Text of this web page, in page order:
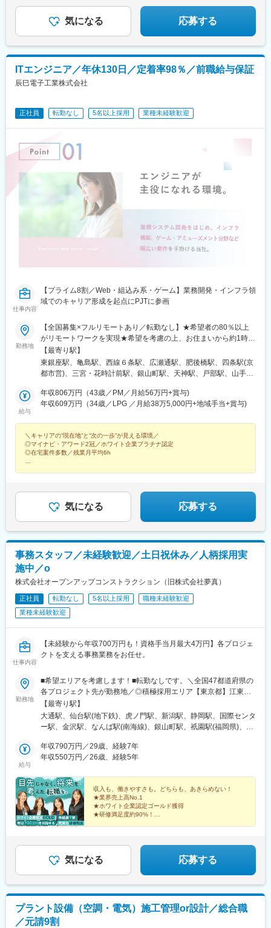
台公園駅、柳川駅、常盤駅(岡山県)、大雲寺前駅、鵜沼駅、宇都宮
駅、鹿児島中央駅、水道町駅、下板橋駅
西口駅、古市駅(広島県)、広大附属学校前駅、広電西広島・己斐
駅、栗林公園北口駅、栗林駅、はりまや橋駅、小倉駅(福岡県)、城
野駅(北九州高速鉄道)、徳力嵐山口駅、黒崎駅、三ケ森駅、原町
駅、西鉄千早駅、箱崎九大前駅、新大工町駅、上熊本駅(路面電
車)、郡元駅(鹿児島市電)、谷山駅(指宿枕崎線)、ロープウェイ入口
駅、中央図書館前駅、太子堂駅、本八幡駅(総武線)、東海神駅、京
成千葉駅、東向島駅、浅草駅、国道駅、南富山駅、北府駅、森小
駅、西黒崎駅、伊賀駅、香椎宮前駅、箱崎宮前駅、市役所駅(長崎
す。詳細は別途お問い合わせください。
駅、上大岡駅、横浜駅、平沼橋駅、みなとみらい駅、本郷駅(長野
県)、北長野駅、安茂里駅、篠ノ井駅、南松本駅、新潟駅、大町駅
(富山県)、野町駅、小松駅、武生駅、桜橋駅(静岡県)、春日町駅、
駅、野並駅、金山駅(愛知県)、尾張一宮駅、春田駅、上飯田駅、勝
川駅、小幡駅、三郷駅(愛知県)、瀬戸口駅、藤が丘駅(愛知県)、長
久手古戦場駅、赤池駅(愛知県)、神沢駅、鳴海駅、南大高駅、有松
駅、茨木駅、枚方市駅、放出駅、四条畷駅、住道駅、千林大宮
駅、天王寺駅前駅、大阪上本町駅、新石切駅、平野駅(地下鉄)、鳳
駅、あびこ駅、武庫之荘駅、逆瀬川駅、尼崎駅(東海道本線)、夙川
駅、六甲道駅、山陽姫路駅、網干駅、西明石駅、四条駅(京都市
営)、西院駅(阪急線)、宇治駅(奈良線)、新田辺駅、松井山手駅、彦
根駅、大和八木駅、大元駅、高島駅(岡山県)、米子駅、山口駅(山
口県)、琴芝駅、宇部駅、緑井駅、大町駅(広島県)、県病院前駅、
河戸帆待川駅、大原駅(広島県)、西広島駅、西高屋駅、西条駅(広
島県)、呉駅、三原駅、瓦町駅、栗林公園駅、佐古駅、横河原駅、
デンテツターミナルビル前駅、下曽根駅、九州工大前駅、戸畑
駅、平和通駅、城野駅(日豊本線)、徳力公団前駅、黒崎駅前駅、折
尾駅、永犬丸駅、長者原駅、酒殿駅、福工大前駅、香椎花園前
駅、千早駅、箱崎駅、唐津駅、諏訪神社駅、肥前古賀駅、光の森
電)、上塩屋駅、滝尾駅、南宮崎駅、浦添前田駅、竜王駅、円山公
駅、さいたま新都心駅、京成成田駅、京成八幡駅、新津田沼駅、
船橋駅、京成西船駅、千葉中央駅、千石駅、富士見台駅、勝どき
駅、京急鶴見駅、南富山駅前駅、たけふ新駅、入江岡駅、中村日
赤駅、東別院駅、名鉄一宮駅、平安通駅、徳重駅、千林駅、天王
寺駅、谷町九丁目駅、我孫子町駅、さくら夙川駅、新在家駅、姫
路駅、烏丸駅、西院駅(京福線)、宇治駅(京阪線)、京田辺駅、八木
西口駅、古市駅(広島県)、広大附属学校前駅、広電西広島・己斐
駅、栗林公園北口駅、栗林駅、はりまや橋駅、小倉駅(福岡県)、城
野駅(北九州高速鉄道)、徳力嵐山口駅、黒崎駅、三ケ森駅、原町
駅、西鉄千早駅、箱崎九大前駅、新大工町駅、上熊本駅(路面電
駅、中央図書館前駅、太子堂駅、本八幡駅(総武線)、東海神駅、京
成千葉駅、東向島駅、浅草駅、国道駅、南富山駅、北府駅、森小
路駅、大阪阿部野橋駅、香櫨園駅、六甲駅、大宮駅(京都府)、西大
路三条駅、畝傍駅、宇品二丁目駅、福島町駅、蓮池町通駅、旦過
生徒たちが目指す夢の実現に向け必要な教育を創りませ
んか？
気になる 応募する
ITエンジニア／年休130日／定着率98％／前職給与保証
辰巳電子工業株式会社
正社員 転勤なし 5名以上採用 業種未経験歓迎
仕事内容
【プライム8割／Web・組込み系・ゲーム】業務開発・インフラ領
域でのキャリア形成を起点にPJTに参画
勤務地
【全国募集×フルリモートあり／転勤なし】★希望者の80％以上
がリモートワークを実現★希望を考慮の上、お住まいから約1時間
圏内を目安に配属【関東】■東京都（東京支社）千代田区、中央
区、港区、新宿区、文京区、台東区、墨田区■神奈川県（横浜オフ
ィス）横浜市、川崎市、相模原市【東海】■愛知県（名古屋オフィ
（札幌オフィス）札幌市、旭川市、函館市、釧路市、帯広市、北
見市■宮城県（仙台オフィス）仙台市、石巻市、塩竃市、気仙沼
堺市、高槻市■京都府（京都オフィス）京都市、宇治市、亀岡市、
舞鶴市、福知山市、城陽市■兵庫県（神戸オフィス）神戸市、姫路
市、尼崎市、西宮市、明石市、宝塚市【中国・九州】■広島県（広
島オフィス）広島市、呉市、福山市、東広島市、廿日市、尾道市■
【最寄り駅】
東銀座駅、亀島駅、西線６条駅、広瀬通駅、肥後橋駅、四条駅(京
都市営)、三宮・花時計前駅、銀山町駅、天神駅、戸部駅、山手
神橋筋六丁目駅、長堀橋駅、花田口駅、西長堀駅、ＪＲ淡路駅、
昭和町駅(大阪府)、大須観音駅、中村公園駅、高岳駅、駅前駅、東
駅、松戸駅、国府台駅、柏駅、流山おおたかの森駅、南公園駅、
摩耶駅、姫路駅、大物駅、西宮駅、明石駅、宝塚駅、西線９条旭
駅、赤坂駅(福岡県)、東比恵駅、旦過駅、西鉄久留米駅、新飯塚
駅、結城駅、入地駅、二条城前駅、清水五条駅、宇治駅(奈良線)、
亀岡駅、西舞鶴駅、福知山駅、城陽駅、日赤病院前駅、広大附属
学校前駅、呉駅、福山駅、西条駅(広島県)、山陽女学園前駅、陸前
ば通駅、渡辺橋駅、烏丸駅、神戸三宮駅(阪神)、胡町駅、西鉄福岡
駅、平沼橋駅、中崎町駅、松屋町駅、妙国寺前駅、西大橋駅、文
の里駅、上前津駅、中村日赤駅、新栄町駅(愛知県)、駅前大通駅、
名鉄一宮駅、新瀬戸駅、川口駅、南越谷駅、京成船橋駅、市川
Ｒ線)、山陽明石駅、宝塚南口駅、西線１１条駅、函館駅前駅、二
日市駅、烏丸御池駅、七条駅、寺田駅(京都府)、鷹野橋駅、西塩釜
県)、天神南駅、西横浜駅、天満駅、心斎橋駅、大小路駅、阿波座
駅、松虫駅、新豊橋駅、瀬戸市役所前駅、蒲生駅、東海神駅、市
駅、広電本社前駅
給与
年収806万円（43歳／PM／月給56万円+賞与)
年収609万円（34歳／LPG ／月給38万5,000円+地域手当+賞与)
＼キャリアの“現在地”と“次の一歩”が見える環境／
◎マイナビ・アワード2冠／ホワイト企業プラチナ認定
◎在宅案件多数／残業月平均6h
気になる 応募する
事務スタッフ／未経験歓迎／土日祝休み／人柄採用実
施中／o
株式会社オープンアップコンストラクション（旧株式会社夢真）
正社員 転勤なし 5名以上採用
職種未経験歓迎
業種未経験歓迎
仕事内容
【未経験から年収700万円も！資格手当月最大4万円】各プロジェ
クトを支える事務業務をお任せ。
勤務地
■希望エリアを考慮します！■転勤なしです。＼全国47都道府県の
各プロジェクト先が勤務地／◎積極採用エリア【東京都】江東
区、渋谷区、新宿区、大田区、調布市、八王子市【神奈川県】横
浜市、川崎市、横須賀市【埼玉県】さいたま市、川口市【千葉
県】千葉市、船橋市★U・Iターン歓迎★車通勤OK（配属先によ
地もあり）★「転勤なし」を選択の際は条件などが多少変動いた
します。面接の際にご質問ください。◎本社東京都港区◎営業所
屋市大阪府大阪市広島県広島市福岡県福岡市沖縄県那覇市
【最寄り駅】
大通駅、仙台駅(地下鉄)、虎ノ門駅、新潟駅、静岡駅、国際センタ
ー駅、金沢駅、なんば駅(南海線)、銀山町駅、祇園駅(福岡県)、県
駅、代官山駅、代々木上原駅、明治神宮前駅、南新宿駅、高田馬
場駅、四ツ谷駅、新宿三丁目駅、新宿西口駅、初台駅、西新宿
町駅(東京都)、入谷駅(東京都)、蒲田駅、梅屋敷駅(東京都)、京橋
駅(東京都)、勝どき駅、八丁堀駅(東京都)、市場前駅、築地市場
駅、日本橋駅(東京都)、東陽町駅、水天宮前駅、浜町駅、内幸町
駅、新中野駅、大井町駅、五反田駅、立会川駅、大崎広小路駅、
大崎駅、北品川駅、三ツ沢下町駅、大船駅、馬車道駅、京急鶴見
台駅、横浜駅、新高島駅、関内駅、生麦駅、伊勢佐木長者町駅、
和田町駅、鷺沼駅、川崎駅、高津駅(神奈川県)、よみうりランドス
テイション駅、南橋本駅、大和駅(神奈川県)、中央林間駅、汐入
橋駅、新船橋駅、公津の杜駅、柏駅、船橋駅、印旛日本医大駅、
印西牧の原駅、鉄道博物館駅、さいたま新都心駅、川口駅、北大
給与
年収790万円／29歳、経験7年
年収550万円／26歳、経験5年
収入も、働きやすさも。どちらも、あきらめない！
★業界売上高No.1
★ホワイト企業認定ゴールド獲得
★研修満足度約90%！
★資格取得支援あり！
気になる 応募する
プラント設備（空調・電気）施工管理or設計／総合職
／元請9割